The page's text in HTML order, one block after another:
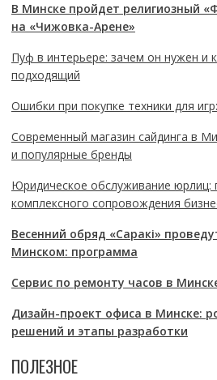
В Минске пройдет религиозный
на «Чижовка-Арене»
Пуф в интерьере: зачем он нужен и
подходящий
Ошибки при покупке техники для
Современный магазин сайдинга в
и популярные бренды
Юридическое обслуживание юрлиц:
комплексного сопровождения
Весенний обряд «Саракі»
Минском: программа
Сервис по ремонту часов в
Дизайн-проект офиса в Минске:
решений и этапы разработки
ПОЛЕЗНОЕ